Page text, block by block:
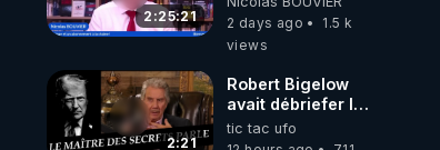
2:25:21
‪@MarionSigautOfficiel‬
‪@gladysriifard5710‬
2 days ago
1.5 k
views
2:21
Robert Bigelow
avait débriefer le
pédophile
génocidaire de
tic tac ufo